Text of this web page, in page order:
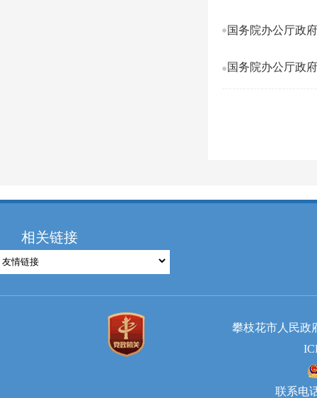
国务院办公厅政
国务院办公厅政
相关链接
攀枝花市人民政
联系电